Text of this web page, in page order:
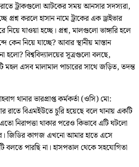
ট্রাকগুলো আটকের সময় আনসার সদস্যরা,
প্রশ্ন করলে হাসান নামে ট্রাকের এক ড্রাইভার
যাওয়া হচ্ছে। প্রশ্ন, মালগুলো ভাঙ্গারি হলে
কেন নিয়ে যাচ্ছে? আবার স্থানীয় মাস্তান
হলো? বিশ্ববিদ্যালয়ের সূত্রগুলো বলছে,
মহল এসব মালামাল পাচারের সাথে জড়িত, তদন্ত
থানার ভারপ্রাপ্ত কর্মকর্তা (ওসি) মো:
রাতে বিএমইউতে চুরি হয়েছে বলে থানায় একটি
নিরাপত্তা থাকার পরেও কিভাবে এটি ঘটলো
জিডির কাগজ এখনো আমার হাতে এসে
বলতে পারছি না। হাসপতাল থেকে সহযোগিতা